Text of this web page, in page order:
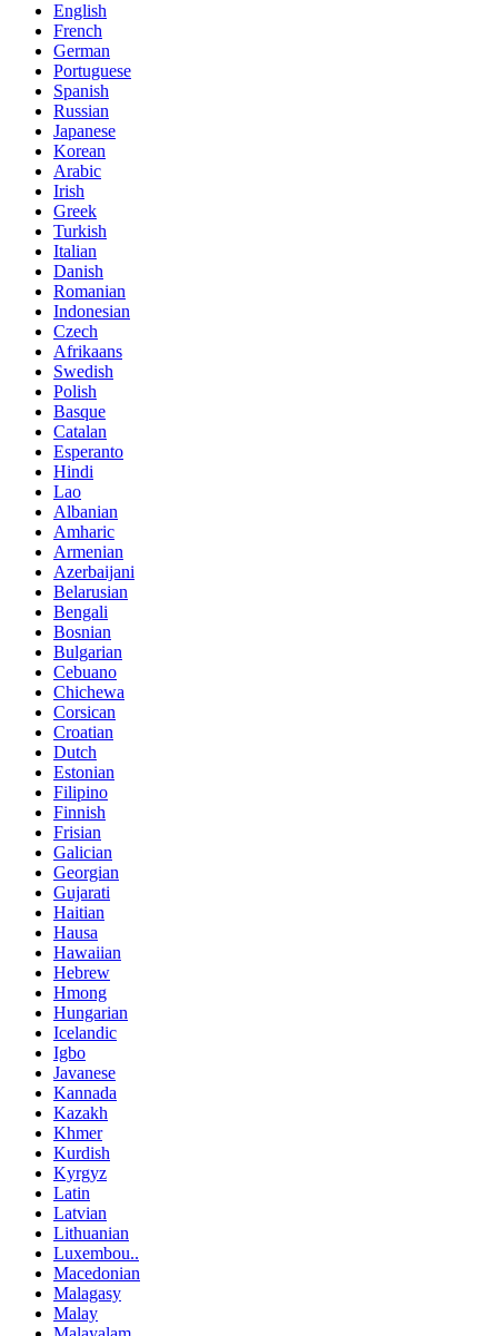
English
French
German
Portuguese
Spanish
Russian
Japanese
Korean
Arabic
Irish
Greek
Turkish
Italian
Danish
Romanian
Indonesian
Czech
Afrikaans
Swedish
Polish
Basque
Catalan
Esperanto
Hindi
Lao
Albanian
Amharic
Armenian
Azerbaijani
Belarusian
Bengali
Bosnian
Bulgarian
Cebuano
Chichewa
Corsican
Croatian
Dutch
Estonian
Filipino
Finnish
Frisian
Galician
Georgian
Gujarati
Haitian
Hausa
Hawaiian
Hebrew
Hmong
Hungarian
Icelandic
Igbo
Javanese
Kannada
Kazakh
Khmer
Kurdish
Kyrgyz
Latin
Latvian
Lithuanian
Luxembou..
Macedonian
Malagasy
Malay